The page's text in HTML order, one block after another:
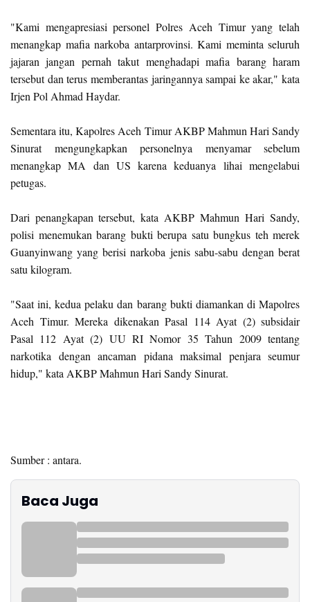
"Kami mengapresiasi personel Polres Aceh Timur yang telah
menangkap mafia narkoba antarprovinsi. Kami meminta seluruh
jajaran jangan pernah takut menghadapi mafia barang haram
tersebut dan terus memberantas jaringannya sampai ke akar," kata
Irjen Pol Ahmad Haydar.
Sementara itu, Kapolres Aceh Timur AKBP Mahmun Hari Sandy
Sinurat mengungkapkan personelnya menyamar sebelum
menangkap MA dan US karena keduanya lihai mengelabui
petugas.
Dari penangkapan tersebut, kata AKBP Mahmun Hari Sandy,
polisi menemukan barang bukti berupa satu bungkus teh merek
Guanyinwang yang berisi narkoba jenis sabu-sabu dengan berat
satu kilogram.
"Saat ini, kedua pelaku dan barang bukti diamankan di Mapolres
Aceh Timur. Mereka dikenakan Pasal 114 Ayat (2) subsidair
Pasal 112 Ayat (2) UU RI Nomor 35 Tahun 2009 tentang
narkotika dengan ancaman pidana maksimal penjara seumur
hidup," kata AKBP Mahmun Hari Sandy Sinurat.
Sumber : antara.
Baca Juga